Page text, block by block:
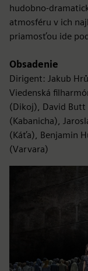
hudobno-
atmosféru v ich
priamosťou ide
Obsadenie
Dirigent: Jakub
Viedenská
(Dikoj), David Butt
(Kabanicha),
(Káťa), Benjamin
(Varvara)